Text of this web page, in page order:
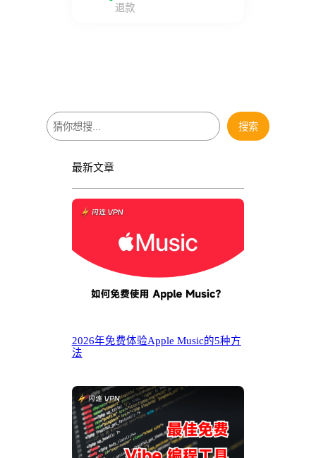
退款
搜
索
搜索
最新文章
2026年免费体验Apple Music的5种方
法